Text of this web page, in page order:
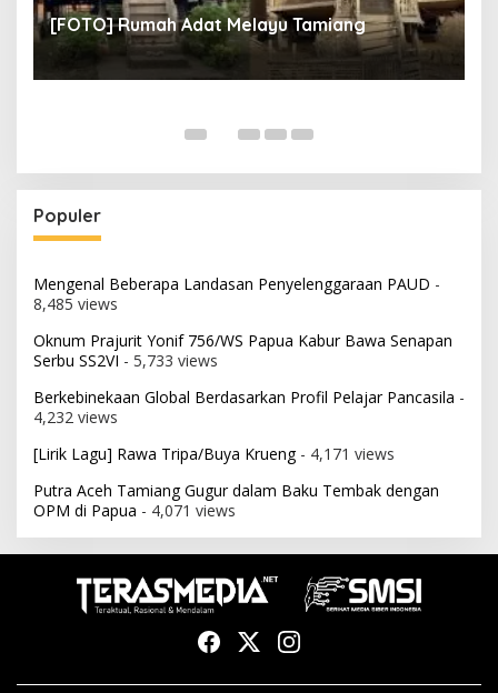
[FOTO] Rumah Adat Melayu Tamiang
Populer
Mengenal Beberapa Landasan Penyelenggaraan PAUD -
8,485 views
Oknum Prajurit Yonif 756/WS Papua Kabur Bawa Senapan
Serbu SS2VI - 5,733 views
Berkebinekaan Global Berdasarkan Profil Pelajar Pancasila -
4,232 views
[Lirik Lagu] Rawa Tripa/Buya Krueng- 4,171 views
Putra Aceh Tamiang Gugur dalam Baku Tembak dengan
OPM di Papua - 4,071 views